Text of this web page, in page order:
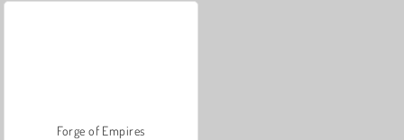
Forge of Empires